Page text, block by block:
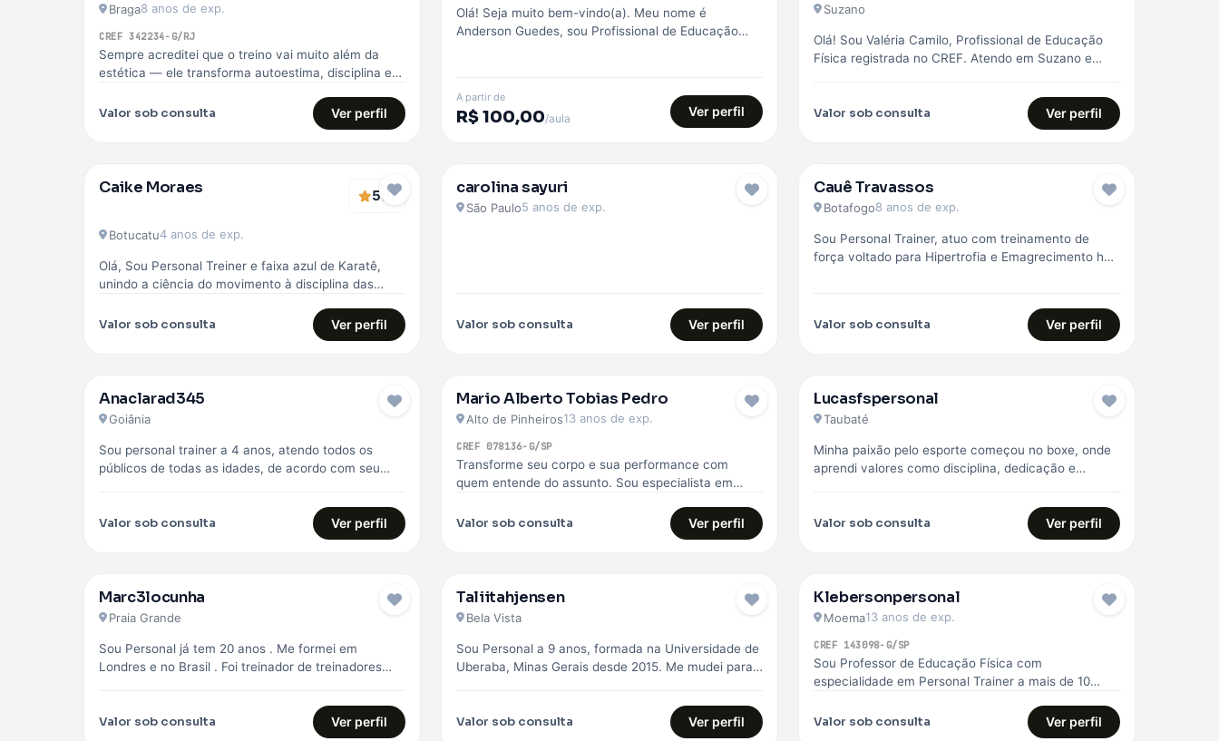
Braga8 anos de exp.
CREF 342234-G/RJ
Sempre acreditei que o treino vai muito além da
estética — ele transforma autoestima, disciplina e
Valor sob consulta Ver perfil
Olá! Seja muito bem-vindo(a). Meu nome é
Anderson Guedes, sou Profissional de Educação
A partir de
R$ 100,00/aula Ver perfil
Suzano
Olá! Sou Valéria Camilo, Profissional de Educação
Física registrada no CREF. Atendo em Suzano e
Valor sob consulta Ver perfil
EMBAIXADOR
Caike Moraes 5(1)
Botucatu4 anos de exp.
Olá, Sou Personal Treiner e faixa azul de Karatê,
unindo a ciência do movimento à disciplina das
Valor sob consulta Ver perfil
EMBAIXADOR
carolina sayuri
São Paulo5 anos de exp.
Valor sob consulta Ver perfil
EMBAIXADOR
Cauê Travassos
Botafogo8 anos de exp.
Sou Personal Trainer, atuo com treinamento de
força voltado para Hipertrofia e Emagrecimento há
Valor sob consulta Ver perfil
Anaclarad345
Goiânia
Sou personal trainer a 4 anos, atendo todos os
públicos de todas as idades, de acordo com seu
Valor sob consulta Ver perfil
Mario Alberto Tobias Pedro
Alto de Pinheiros13 anos de exp.
CREF 078136-G/SP
Transforme seu corpo e sua performance com
quem entende do assunto. Sou especialista em
Valor sob consulta Ver perfil
Lucasfspersonal
Taubaté
Minha paixão pelo esporte começou no boxe, onde
aprendi valores como disciplina, dedicação e
Valor sob consulta Ver perfil
Marc3locunha
Praia Grande
Sou Personal já tem 20 anos . Me formei em
Londres e no Brasil . Foi treinador de treinadores
Valor sob consulta Ver perfil
Taliitahjensen
Bela Vista
Sou Personal a 9 anos, formada na Universidade de
Uberaba, Minas Gerais desde 2015. Me mudei para
Valor sob consulta Ver perfil
Klebersonpersonal
Moema13 anos de exp.
CREF 143098-G/SP
Sou Professor de Educação Física com
especialidade em Personal Trainer a mais de 10
Valor sob consulta Ver perfil